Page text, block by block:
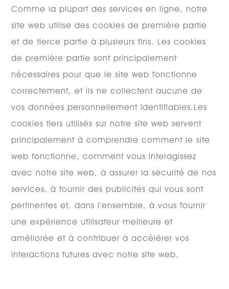
Comme la plupart des services en ligne, notre
site web utilise des cookies de première partie
et de tierce partie à plusieurs fins. Les cookies
de première partie sont principalement
nécessaires pour que le site web fonctionne
correctement, et ils ne collectent aucune de
vos données personnellement identifiables.Les
cookies tiers utilisés sur notre site web servent
principalement à comprendre comment le site
web fonctionne, comment vous interagissez
avec notre site web, à assurer la sécurité de nos
services, à fournir des publicités qui vous sont
pertinentes et, dans l’ensemble, à vous fournir
une expérience utilisateur meilleure et
améliorée et à contribuer à accélérer vos
interactions futures avec notre site web.